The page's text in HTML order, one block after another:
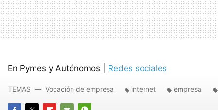
En Pymes y Autónomos | Redes sociales
TEMAS Vocación de empresa internet empresa